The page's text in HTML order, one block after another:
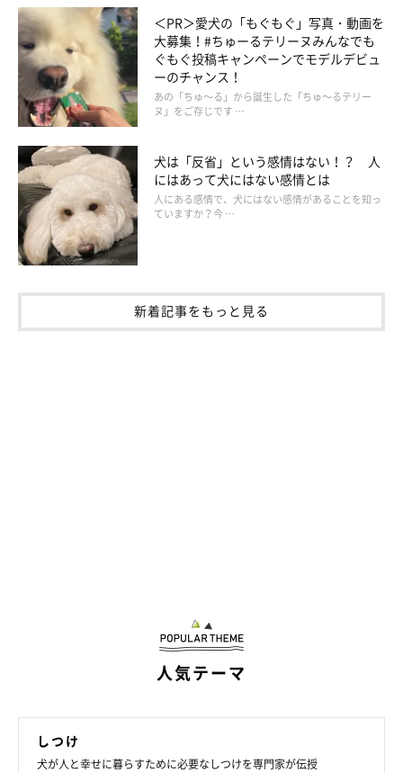
セルフチェックのやり方
1.首まわりに腫れがないか、やさしく触りながら確認します。
2.肩から足先に向かって、両手でそれぞれ触りながら、前足の筋
体の幸せがキメテ！PART2 愛犬の体を幸せにする♡ 獣医師直
伝！ おうちでセルフ健康チェック』
です。
※記事と写真に関連性はありませんので予めご了承ください。
＜PR＞愛犬の「もぐもぐ」写真・動画を
大募集！#ちゅーるテリーヌみんなでも
ぐもぐ投稿キャンペーンでモデルデビュ
ーのチャンス！
あの「ちゅ～る」から誕生した「ちゅ～るテリー
ヌ」をご存じです …
犬は「反省」という感情はない！？ 人
にはあって犬にはない感情とは
人にある感情で、犬にはない感情があることを知っ
ていますか？今 …
新着記事をもっと見る
人気テーマ
しつけ
犬が人と幸せに暮らすために必要なしつけを専門家が伝授